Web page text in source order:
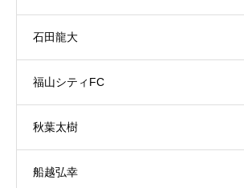
石田龍大
福山シティFC
秋葉太樹
船越弘幸